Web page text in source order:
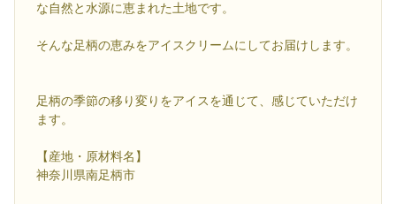
な自然と水源に恵まれた土地です。
そんな足柄の恵みをアイスクリームにしてお届けします。
足柄の季節の移り変りをアイスを通じて、感じていただけ
ます。
【産地・原材料名】
神奈川県南足柄市